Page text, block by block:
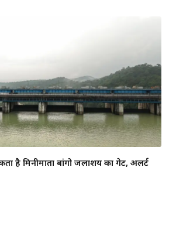
है मिनीमाता बांगो जलाशय का गेट, अलर्ट